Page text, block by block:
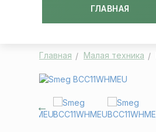
ГЛАВНАЯ
Главная Малая техника